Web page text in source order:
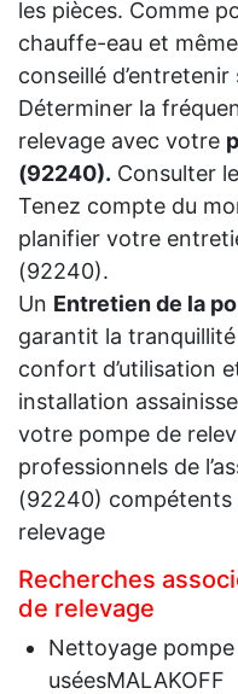
les pièces. Comme
chauffe-eau et
conseillé
Déterminer la
relevage avec votre
(92240). Consulter
Tenez compte du
planifier votre
(92240).
Un Entretien de la
garantit la
confort d’utilisation
installation
votre pompe de
professionnels de
(92240) compétents
relevage
Recherches
de relevage
Nettoyage
uséesMALAKOFF